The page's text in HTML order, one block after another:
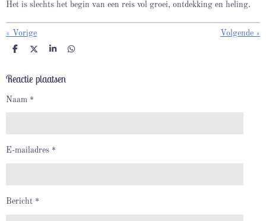
Het is slechts het begin van een reis vol groei, ontdekking en heling.
« Vorige Volgende »
D
e
D
S
r
D
Reactie plaatsen
Naam *
E-mailadres *
Bericht *